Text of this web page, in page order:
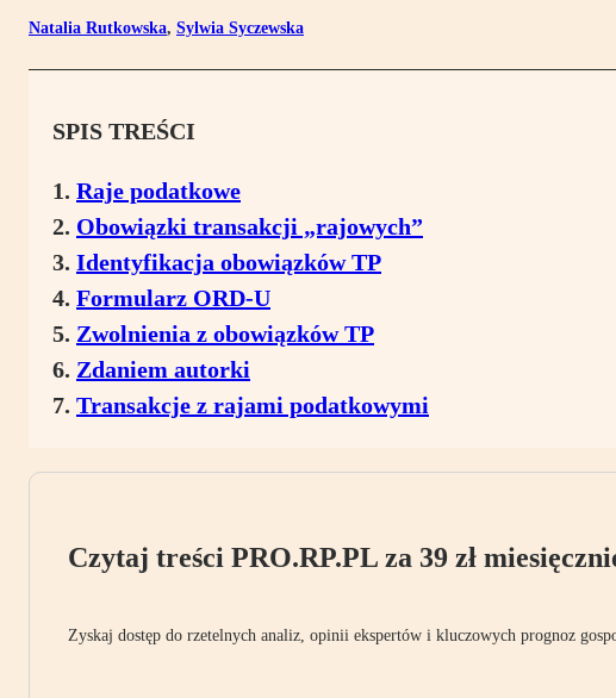
Natalia Rutkowska, Sylwia Syczewska
SPIS TREŚCI
Raje podatkowe
Obowiązki transakcji „rajowych”
Identyfikacja obowiązków TP
Formularz ORD-U
Zwolnienia z obowiązków TP
Zdaniem autorki
Transakcje z rajami podatkowymi
Czytaj treści PRO.RP.PL za 39 zł
Zyskaj dostęp do rzetelnych analiz, opinii ekspertów i kluczowych prognoz